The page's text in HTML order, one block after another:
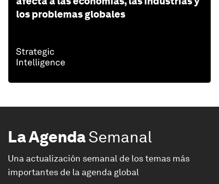
los problemas globales
La AgendaSemanal
Una actualización semanal de los temas más
importantes de la agenda global